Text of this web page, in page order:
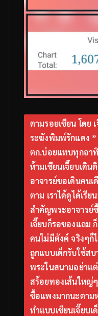
ตามรอยเซียน โดย
ระฆังพิมพ์รักแดง
ตก.บ่อยแทบทุกอาทิ
ห้ามเซียนเจี๊ยบเดิ
อาจารย์ขอเดินคนเ
ตาม เราได้ดูได้เรี
สำคัญพระอาจารย์
เจี๊ยบก็รอของแถม
คนไม่มีตังค์ จริงๆก็
ถูกแบบเด็กรับใช้สบ
พระในสนามอย่าแ
สร้อยทองเส้นใหญ่
ซื้อแพงมากนะตาม
ทำแบบเซียนเจี๊ยบเ